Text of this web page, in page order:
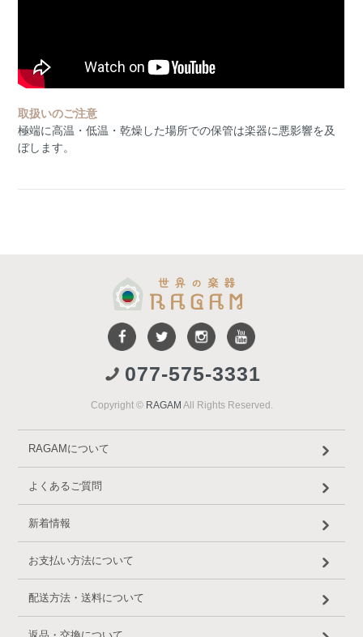
取扱いのご注意
極端に高温・低温・乾燥した場所での保管は楽器に悪影響を及
ぼします。
077-575-3331
Copyright © RAGAM All Rights Reserved.
RAGAMについて
よくあるご質問
新着情報
お支払い方法について
配送方法・送料について